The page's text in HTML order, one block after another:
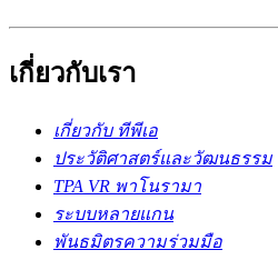
เกี่ยวกับเรา
เกี่ยวกับ ทีพีเอ
ประวัติศาสตร์และวัฒนธรรม
TPA VR พาโนรามา
ระบบหลายแกน
พันธมิตรความร่วมมือ